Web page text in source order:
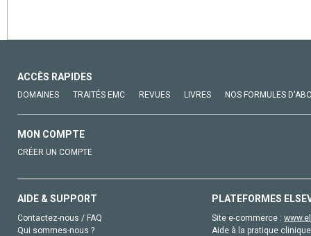
ACCÈS RAPIDES
DOMAINES TRAITÉS EMC REVUES LIVRES NOS FORMULES
MON COMPTE
CRÉER UN COMPTE
AIDE & SUPPORT
Contactez-nous / FAQ
Qui sommes-nous ?
PLATEFORMES
Site e-commerce :
Aide à la pratique